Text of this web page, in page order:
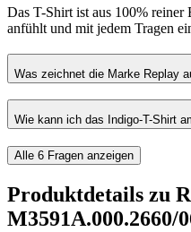
Das T-Shirt ist aus 100%
anfühlt und mit jedem Tragen
Was zeichnet die Marke Replay
Wie kann ich das Indigo-T-Shirt
Alle 6 Fragen anzeigen
Produktdetails zu
M3591A.000.2660/